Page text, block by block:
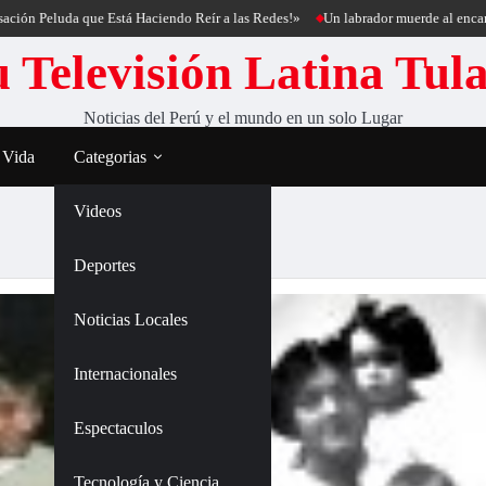
Peluda que Está Haciendo Reír a las Redes!» Un labrador muerde al
Televisión Latina
Noticias del Perú y el mundo en un solo Lugar
Categorias
Videos
Deportes
Noticias Locales
Internacionales
Espectaculos
Tecnología y Ciencia